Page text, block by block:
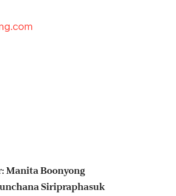
Manita Boonyong
Siripraphasuk